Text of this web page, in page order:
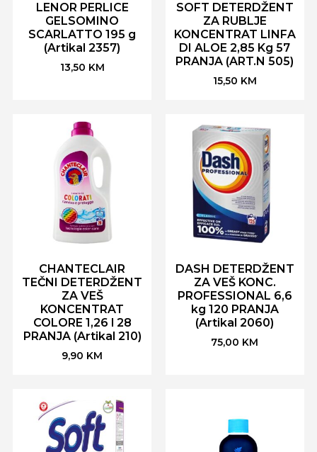
LENOR PERLICE
GELSOMINO
SCARLATTO 195 g
(Artikal 2357)
13,50 KM
SOFT DETERDŽENT
ZA RUBLJE
KONCENTRAT LINFA
DI ALOE 2,85 Kg 57
PRANJA (ART.N 505)
15,50 KM
CHANTECLAIR
TEČNI DETERDŽENT
ZA VEŠ
KONCENTRAT
COLORE 1,26 l 28
PRANJA (Artikal 210)
9,90 KM
DASH DETERDŽENT
ZA VEŠ KONC.
PROFESSIONAL 6,6
kg 120 PRANJA
(Artikal 2060)
75,00 KM